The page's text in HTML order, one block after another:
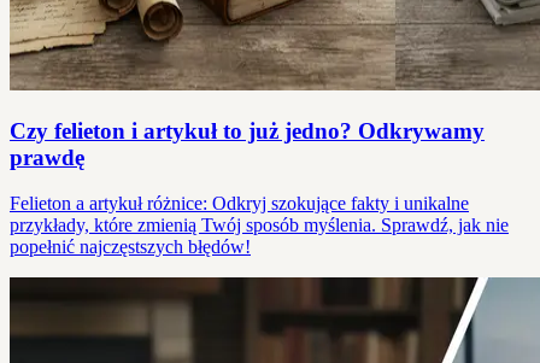
Czy felieton i artykuł to już jedno? Odkrywamy
prawdę
Felieton a artykuł różnice: Odkryj szokujące fakty i unikalne
przykłady, które zmienią Twój sposób myślenia. Sprawdź, jak nie
popełnić najczęstszych błędów!